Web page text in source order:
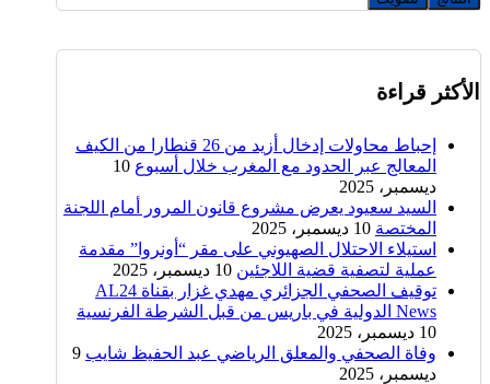
الأكثر قراءة
إحباط محاولات إدخال أزيد من 26 قنطارا من الكيف
المعالج عبر الحدود مع المغرب خلال أسبوع 10
ديسمبر، 2025
السيد سعيود يعرض مشروع قانون المرور أمام اللجنة
المختصة 10 ديسمبر، 2025
استيلاء الاحتلال الصهيوني على مقر “أونروا” مقدمة
عملية لتصفية قضية اللاجئين 10 ديسمبر، 2025
توقيف الصحفي الجزائري مهدي غزار بقناة AL24
News الدولية في باريس من قبل الشرطة الفرنسية
10 ديسمبر، 2025
وفاة الصحفي والمعلق الرياضي عبد الحفيظ شايب 9
ديسمبر، 2025